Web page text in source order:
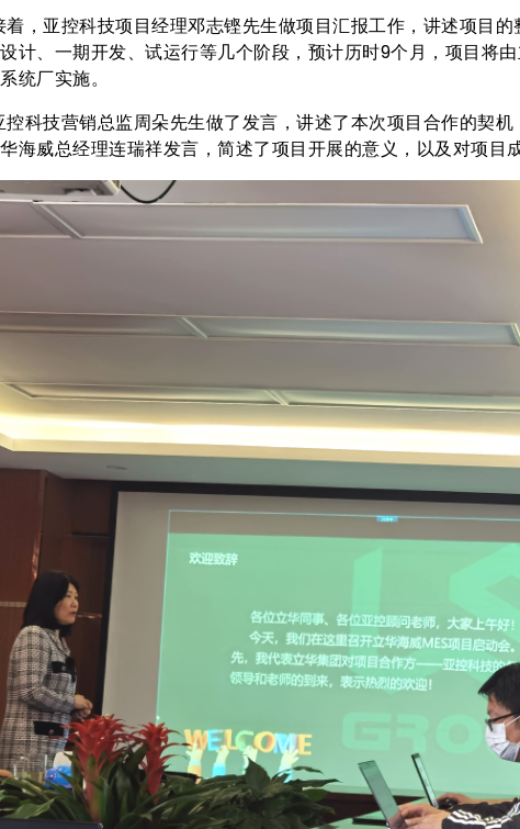
，亚控科技项目经理邓志铿先生做项目汇报工作，讲述项目
计、一期开发、试运行等几个阶段，预计历时9个月，项目将
统厂实施。
科技营销总监周朵先生做了发言，讲述了本次项目合作的契
海威总经理连瑞祥发言，简述了项目开展的意义，以及对项目